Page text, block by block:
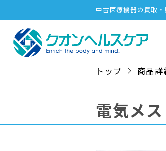
中古医療機器の買取
トップ 商品
電気メス